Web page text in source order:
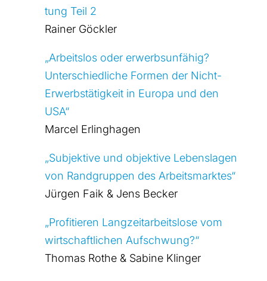
tung Teil 2
Rai­ner Göck­ler
„Arbeits­los oder erwerbs­un­fä­hig?
Unter­schied­li­che For­men der Nicht-
Erwerbs­tä­tig­keit in Euro­pa und den
USA“
Mar­cel Erling­ha­gen
„Sub­jek­ti­ve und objek­ti­ve Lebens­la­gen
von Rand­grup­pen des Arbeits­mark­tes“
Jür­gen Faik & Jens Becker
„Pro­fi­tie­ren Lang­zeit­ar­beits­lo­se vom
wirt­schaft­li­chen Auf­schwung?“
Tho­mas Rothe & Sabi­ne Klin­ger